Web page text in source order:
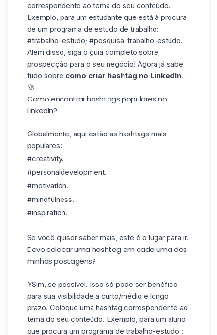
correspondente ao tema do seu conteúdo.
Exemplo, para um estudante que está à procura
de um programa de estudo de trabalho:
#trabalho-estudo; #pesquisa-trabalho-estudo.
Além disso, siga o guia completo sobre
prospecção para o seu negócio! Agora já sabe
tudo sobre como criar hashtag no LinkedIn.
🚀
Como encontrar hashtags populares no
LinkedIn?
Globalmente, aqui estão as hashtags mais
populares:
#creativity.
#personaldevelopment.
#motivation.
#mindfulness.
#inspiration.
Se você quiser saber mais, este é o lugar para ir.
Devo colocar uma hashtag em cada uma das
minhas postagens?
YSim, se possível. Isso só pode ser benéfico
para sua visibilidade a curto/médio e longo
prazo. Coloque uma hashtag correspondente ao
tema do seu conteúdo. Exemplo, para um aluno
que procura um programa de trabalho-estudo :